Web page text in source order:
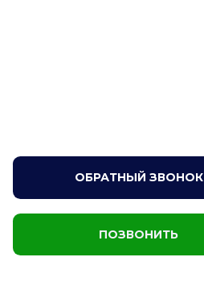
ОБРАТНЫЙ ЗВОНОК
ПОЗВОНИТЬ